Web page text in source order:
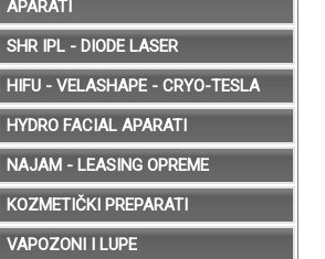
APARATI
SHR IPL - DIODE LASER
HIFU - VELASHAPE - CRYO-TESLA
HYDRO FACIAL APARATI
NAJAM - LEASING OPREME
KOZMETIČKI PREPARATI
VAPOZONI I LUPE